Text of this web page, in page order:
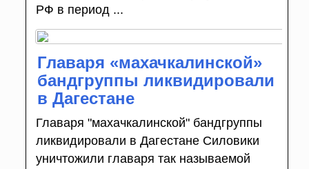
РФ в период ...
Главаря «махачкалинской»
бандгруппы ликвидировали
в Дагестане
Главаря "махачкалинской" бандгруппы
ликвидировали в Дагестане Силовики
уничтожили главаря так называемой